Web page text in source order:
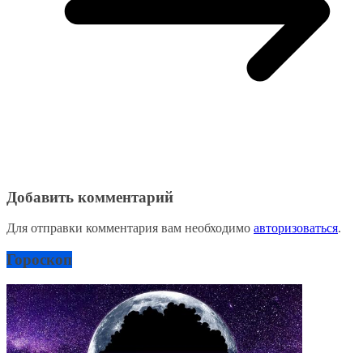
Добавить комментарий
Для отправки комментария вам необходимо авторизоваться.
Гороскоп